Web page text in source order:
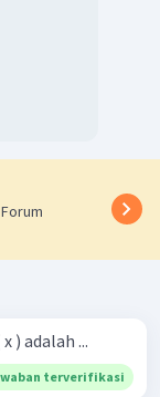
) adalah ...
terverifikasi